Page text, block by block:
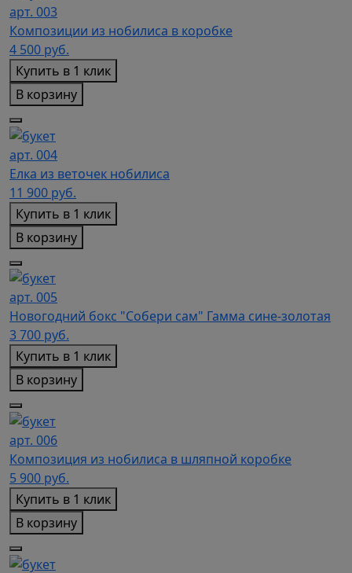
арт. 003
Композиции из нобилиса в коробке
4 500 руб.
Купить в 1 клик
В корзину
арт. 004
Елка из веточек нобилиса
11 900 руб.
Купить в 1 клик
В корзину
арт. 005
Новогодний бокс "Собери сам" Гамма сине-золотая
3 700 руб.
Купить в 1 клик
В корзину
арт. 006
Композиция из нобилиса в шляпной коробке
5 900 руб.
Купить в 1 клик
В корзину